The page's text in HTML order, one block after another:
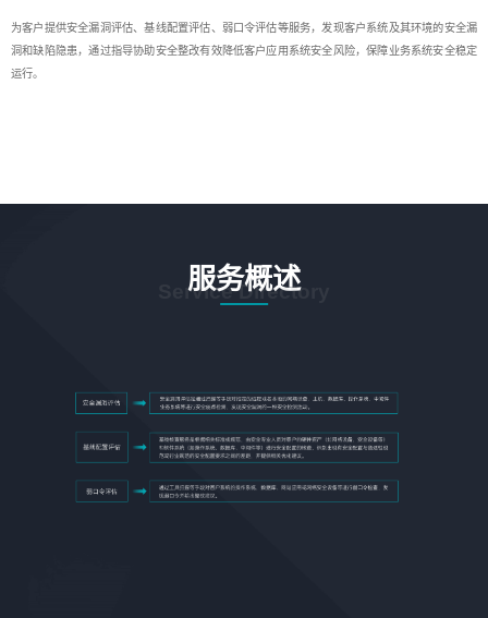
为客户提供安全漏洞评估、基线配置评估、弱口令评估等服务，发现客户系统及其环境的安全漏
洞和缺陷隐患，通过指导协助安全整改有效降低客户应用系统安全风险，保障业务系统安全稳定
运行。
服务概述
Service Directory